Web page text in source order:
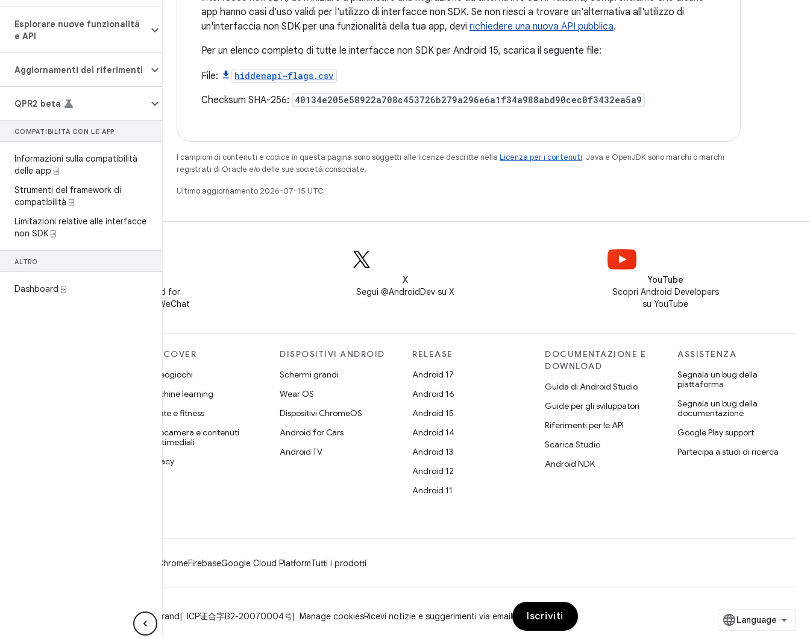
Esplorare nuove funzionalità
e API
Aggiornamenti dei riferimenti
QPR2 beta
COMPATIBILITÀ CON LE APP
Informazioni sulla compatibilità
delle app ⍈
Strumenti del framework di
compatibilità ⍈
Limitazioni relative alle interfacce
non SDK ⍈
ALTRO
Dashboard ⍈
app hanno casi d'uso validi per l'utilizzo di interfacce non SDK. Se non riesci a trovare un'alternativa all'utilizzo di
un'interfaccia non SDK per una funzionalità della tua app, devi richiedere una nuova API pubblica.
Per un elenco completo di tutte le interfacce non SDK per Android 15, scarica il seguente file:
File: hiddenapi-flags.csv
Checksum SHA-256: 40134e205e58922a708c453726b279a296e6a1f34a988abd90cec0f3432ea5a9
I campioni di contenuti e codice in questa pagina sono soggetti alle licenze descritte nella Licenza per i contenuti. Java e OpenJDK sono marchi o marchi
registrati di Oracle e/o delle sue società consociate.
Ultimo aggiornamento 2026-07-15 UTC.
Segui Android for
Developers su WeChat
X
Segui @AndroidDev su X
YouTube
Scopri Android Developers
su YouTube
DISCOVER
Videogiochi
Machine learning
Salute e fitness
Fotocamera e contenuti
multimediali
Privacy
DISPOSITIVI ANDROID
Schermi grandi
Wear OS
Dispositivi ChromeOS
Android for Cars
Android TV
RELEASE
Android 17
Android 16
Android 15
Android 14
Android 13
Android 12
Android 11
DOCUMENTAZIONE E
DOWNLOAD
Guida di Android Studio
Guide per gli sviluppatori
Riferimenti per le API
Scarica Studio
Android NDK
ASSISTENZA
Segnala un bug della
piattaforma
Segnala un bug della
documentazione
Google Play support
Partecipa a studi di ricerca
ChromeFirebaseGoogle Cloud PlatformTutti i prodotti
Linee guida per il brand ICP证合字B2-20070004号 Manage cookiesRicevi notizie e suggerimenti via email Iscriviti